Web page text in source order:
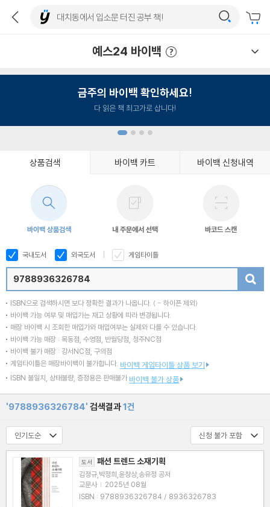
예스24 바이백
금주의 바이백 확인하세요!
다 읽은 책 최고가로 삽니다!
상품검색 바이백 카트 바이백 신청내역
바이백 상품검색 내 주문에서 선택 바코드 스캔
국내도서 외국도서 게임타이틀
ISBN으로 검색하시면 보다 정확한 결과가 나옵니다. ( - 하이픈 제외)
바이백 가능 여부 및 매입가는 재고 상황에 따라 변경됩니다.
매장 바이백 시 조회한 매입가와 매입여부는 실제와 다를 수 있습니다.
바이백 가능 매장 : 목동점, 수영점, 반월당점, 청주NC점
바이백 불가 매장 : 강서NC점, 구의점
게임타이틀은 매장바이백이 불가합니다. 바이백 게임타이틀 상품 보기
ISBN 불일치, 상태불량, 증정용은 판매불가 바이백 불가 상품
'9788936326784' 검색결과1건
도서 패션 트렌드 소재기획
김정규,박정희,윤창상,송유정 공저
교문사 | 2025년 08월
ISBN : 9788936326784 / 8936326783